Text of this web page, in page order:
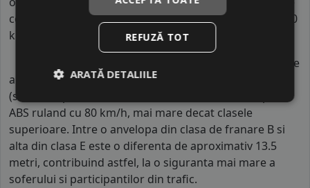
combustibil creste cu aproximativ 1 litru la fiecare 1000
km parcursi.
. Acest tip de
anvelope va avea o distanta de franare pe carosabil ud
(strat de apa intre 0.5 mm si 1.5 mm) cu 4 anvelope cu
ABS ruland cu 80 km/h, mai mare decat clasele
superioare. Intre o anvelopa din clasa de franare B si
alta din clasa E este o diferenta de aproximativ 13.5
metri, contribuind astfel, la o siguranta mai mare a
soferului si participantilor din trafic.
REFUZĂ TOT
ARATĂ DETALIILE